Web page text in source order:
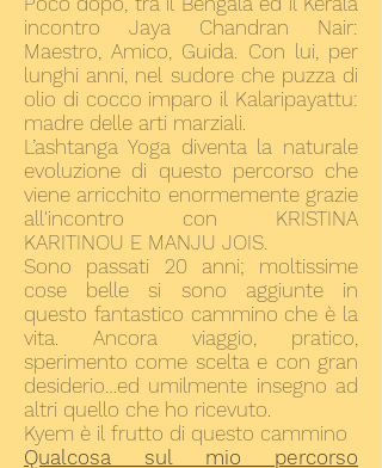
incontro Jaya Chandran Nair:
Maestro, Amico, Guida. Con lui, per
lunghi anni, nel sudore che puzza di
olio di cocco imparo il Kalaripayattu:
madre delle arti marziali.
L’ashtanga Yoga diventa la naturale
evoluzione di questo percorso che
viene arricchito enormemente grazie
all'incontro con KRISTINA
KARITINOU E MANJU JOIS.
Sono passati 20 anni; moltissime
cose belle si sono aggiunte in
questo fantastico cammino che è la
vita. Ancora viaggio, pratico,
sperimento come scelta e con gran
desiderio…ed umilmente insegno ad
altri quello che ho ricevuto.
Kyem è il frutto di questo cammino
Qualcosa sul mio percorso